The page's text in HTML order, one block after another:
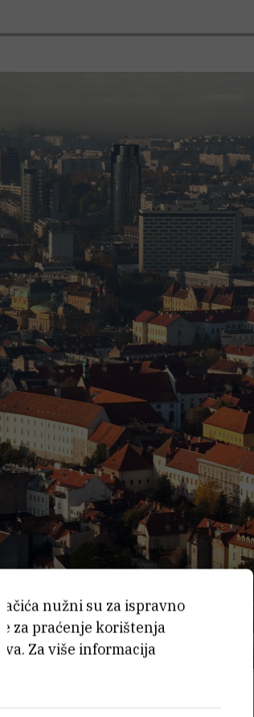
nužni su za ispravno
za praćenje korištenja
Za više informacija